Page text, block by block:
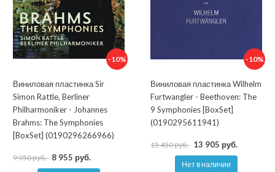
-10%
Виниловая пластинка Sir
Simon Rattle, Berliner
Philharmoniker - Johannes
Brahms: The Symphonies
[BoxSet] (0190296266966)
9 950 руб. 8 955 руб.
-10%
Виниловая пластинка Wilhelm
Furtwangler - Beethoven: The
9 Symphonies [BoxSet]
(0190295611941)
15 450 руб. 13 905 руб.
Нет в наличии